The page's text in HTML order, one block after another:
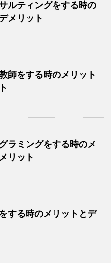
ルティングをする時の
メリット
師をする時のメリット
ラミングをする時のメ
リット
する時のメリットとデ